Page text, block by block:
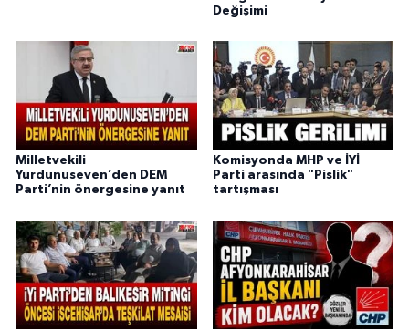
Değişimi
Milletvekili
Yurdunuseven’den DEM
Parti’nin önergesine yanıt
Komisyonda MHP ve İYİ
Parti arasında "Pislik"
tartışması